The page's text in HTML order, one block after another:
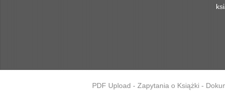
PDF Upload - Zapytania o Książki -